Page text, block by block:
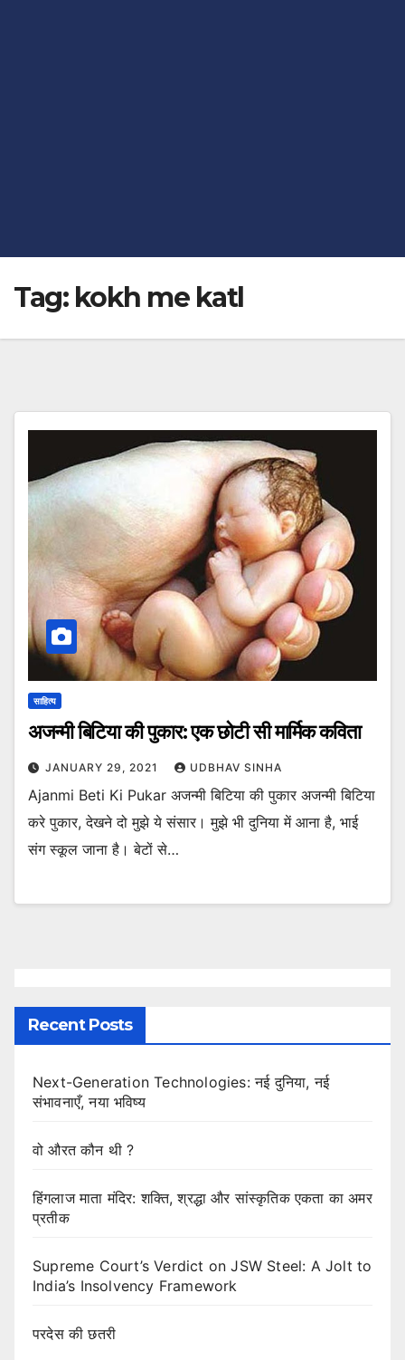
Tag: kokh me katl
साहित्य
अजन्मी बिटिया की पुकार: एक छोटी सी मार्मिक कविता
JANUARY 29, 2021 UDBHAV SINHA
Ajanmi Beti Ki Pukar अजन्मी बिटिया की पुकार अजन्मी बिटिया
करे पुकार, देखने दो मुझे ये संसार। मुझे भी दुनिया में आना है, भाई
संग स्कूल जाना है। बेटों से…
Recent Posts
Next-Generation Technologies: नई दुनिया, नई
संभावनाएँ, नया भविष्य
वो औरत कौन थी ?
हिंगलाज माता मंदिर: शक्ति, श्रद्धा और सांस्कृतिक एकता का अमर
प्रतीक
Supreme Court’s Verdict on JSW Steel: A Jolt to
India’s Insolvency Framework
परदेस की छतरी